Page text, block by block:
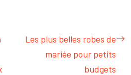
Les plus belles robes de
mariée pour petits
budgets